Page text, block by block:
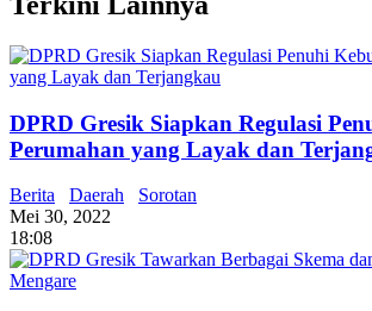
DPRD Gresik Siapkan Regulasi
Perumahan yang Layak dan
Berita Daerah
Sorotan
Mei 30, 2022
18:08